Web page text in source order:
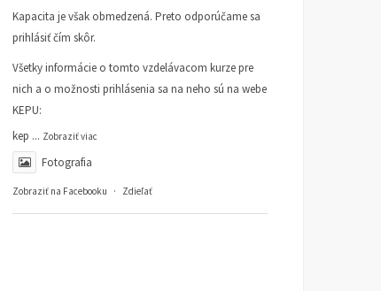
Kapacita je však obmedzená. Preto odporúčame sa
prihlásiť čím skôr.
Všetky informácie o tomto vzdelávacom kurze pre
nich a o možnosti prihlásenia sa na neho sú na webe
KEPU:
kep ... Zobraziť viac
Fotografia
Zobraziť na Facebooku · Zdieľať